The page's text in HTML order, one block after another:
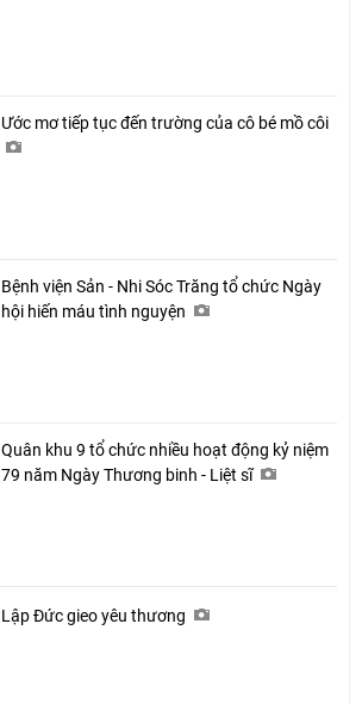
Ước mơ tiếp tục đến trường của cô bé mồ côi
Bệnh viện Sản - Nhi Sóc Trăng tổ chức Ngày
hội hiến máu tình nguyện
Quân khu 9 tổ chức nhiều hoạt động kỷ niệm
79 năm Ngày Thương binh - Liệt sĩ
Lập Đức gieo yêu thương